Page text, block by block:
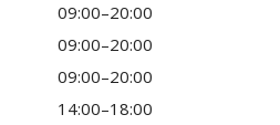
09:00–20:00
09:00–20:00
09:00–20:00
14:00–18:00